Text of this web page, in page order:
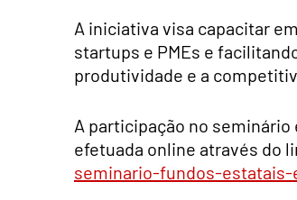
A iniciativa visa capacitar
startups e PMEs e
produtividade e a
A participação no
efetuada online através do
seminario-fundos-